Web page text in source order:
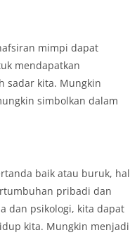
mimpi dapat
mendapatkan
sadar kita. Mungkin
simbolkan dalam
baik atau buruk, hal
pribadi dan
dan psikologi, kita dapat
kita. Mungkin menjadi